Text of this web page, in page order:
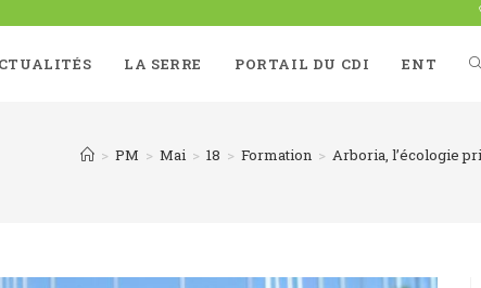
LA SERRE PORTAIL DU CDI ENT
> PM > Mai > 18 > Formation > Arboria, l’écologie